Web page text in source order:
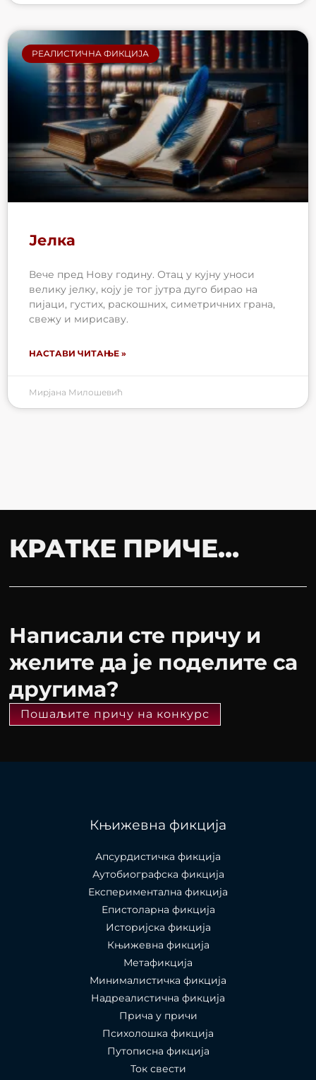
РЕАЛИСТИЧНА ФИКЦИЈА
Јелка
Вече пред Нову годину. Отац у кујну уноси
велику јелку, коју је тог јутра дуго бирао на
пијаци, густих, раскошних, симетричних грана,
свежу и мирисаву.
НАСТАВИ ЧИТАЊЕ »
Мирјана Милошевић
КРАТКЕ ПРИЧЕ...
Написали сте причу и
желите да је поделите са
другима?
Пошаљите причу на конкурс
Књижевна фикција
Апсурдистичка фикција
Аутобиографска фикција
Експериментална фикција
Епистоларна фикција
Историјска фикција
Књижевна фикција
Метафикција
Минималистичка фикција
Надреалистична фикција
Прича у причи
Психолошкa фикција
Путописна фикција
Ток свести